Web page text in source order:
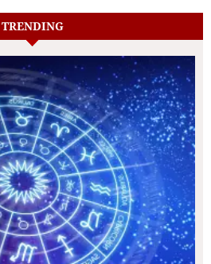
TRENDING